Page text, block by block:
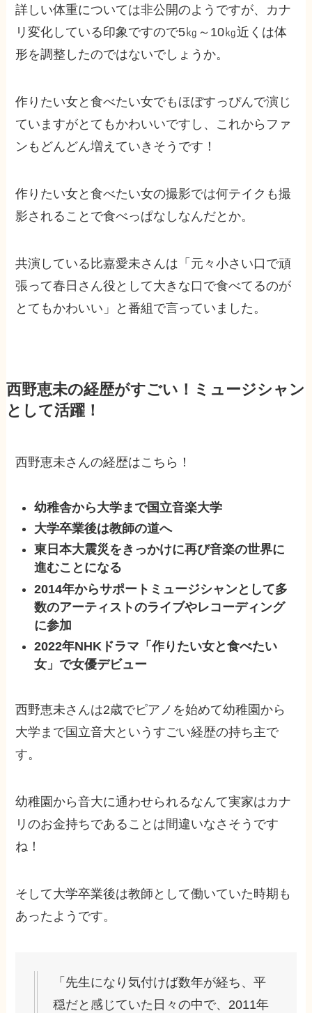
詳しい体重については非公開のようですが、カナ
リ変化している印象ですので5㎏～10㎏近くは体
形を調整したのではないでしょうか。
作りたい女と食べたい女でもほぼすっぴんで演じ
ていますがとてもかわいいですし、これからファ
ンもどんどん増えていきそうです！
作りたい女と食べたい女の撮影では何テイクも撮
影されることで食べっぱなしなんだとか。
共演している比嘉愛未さんは「元々小さい口で頑
張って春日さん役として大きな口で食べてるのが
とてもかわいい」と番組で言っていました。
西野恵未の経歴がすごい！ミュージシャン
として活躍！
西野恵未さんの経歴はこちら！
幼稚舎から大学まで国立音楽大学
大学卒業後は教師の道へ
東日本大震災をきっかけに再び音楽の世界に
進むことになる
2014年からサポートミュージシャンとして多
数のアーティストのライブやレコーディング
に参加
2022年NHKドラマ「作りたい女と食べたい
女」で女優デビュー
西野恵未さんは2歳でピアノを始めて幼稚園から
大学まで国立音大というすごい経歴の持ち主で
す。
幼稚園から音大に通わせられるなんて実家はカナ
リのお金持ちであることは間違いなさそうです
ね！
そして大学卒業後は教師として働いていた時期も
あったようです。
「先生になり気付けば数年が経ち、平
穏だと感じていた日々の中で、2011年